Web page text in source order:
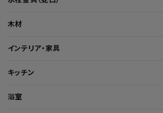
木材
インテリア・家具
キッチン
浴室